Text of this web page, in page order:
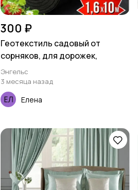
300 ₽
Геотекстиль садовый от
сорняков, для дорожек,
Энгельс
3 месяца назад
Елена